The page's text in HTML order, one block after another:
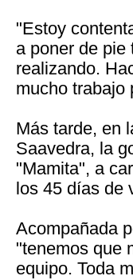
"Estoy
a poner de pie
realizando.
mucho trabajo
Más tarde, en
Saavedra, la
"Mamita", a
los 45 días de
Acompañada
"tenemos que
equipo. Toda